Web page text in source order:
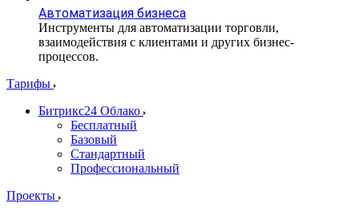
Автоматизация бизнеса
Инструменты для автоматизации торговли,
взаимодействия с клиентами и других бизнес-
процессов.
Тарифы
Битрикс24 Облако
Бесплатный
Базовый
Стандартный
Профессиональный
Проекты